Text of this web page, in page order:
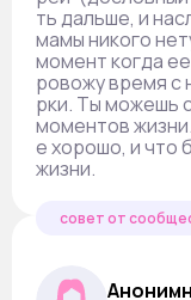
ть дальше, и
мамы никого
момент когда
ровожу время с
рки. Ты можешь
моментов
е хорошо, и что
жизни.
совет от